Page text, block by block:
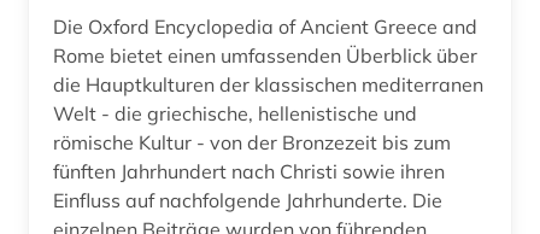
Die Oxford Encyclopedia of Ancient Greece and
Rome bietet einen umfassenden Überblick über
die Hauptkulturen der klassischen mediterranen
Welt - die griechische, hellenistische und
römische Kultur - von der Bronzezeit bis zum
fünften Jahrhundert nach Christi sowie ihren
Einfluss auf nachfolgende Jahrhunderte. Die